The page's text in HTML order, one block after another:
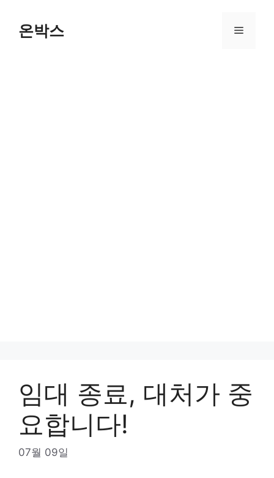
content온박스 Menu
임대 종료, 대처가 중
요합니다!
07월 09일